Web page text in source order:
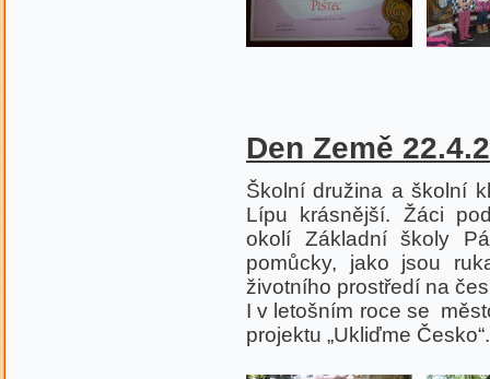
Den Země
Školní družina a školní
Lípu krásnější. Žáci
okolí Základní školy
pomůcky, jako jsou
životního prostředí na
I v letošním roce se
projektu „Ukliďme Česko“.